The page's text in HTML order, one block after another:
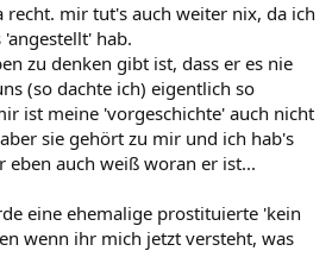
mir tut's auch weiter nix, da ich
hab.
zu denken gibt ist, dass er es nie
(so dachte ich) eigentlich so
ist meine 'vorgeschichte' auch nicht
sie gehört zu mir und ich hab's
eben auch weiß woran er ist...
eine ehemalige prostituierte 'kein
wenn ihr mich jetzt versteht, was